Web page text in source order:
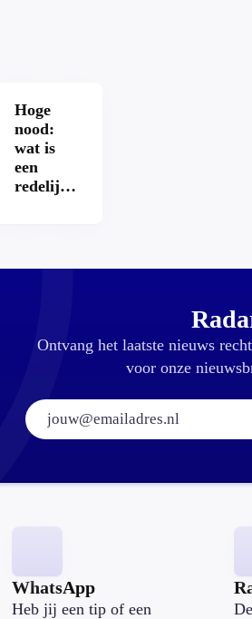
Hoge
nood:
wat is
een
redelijke
Ontvang het laatste nieuws
voor onze
WhatsApp
Heb jij een tip of een